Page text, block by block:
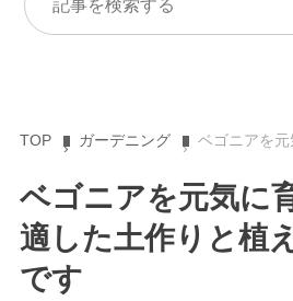
TOP ガーデニング ベゴニアを元気に育てる
ベゴニアを元気に
適した土作りと植
です